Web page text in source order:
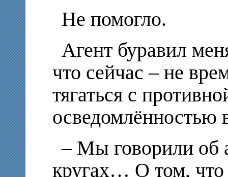
Не помогло.
Агент буравил
что сейчас – не
тягаться с
осведомлённостью
– Мы говорили об
кругах… О том, что